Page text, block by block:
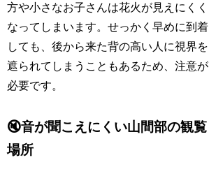
方や小さなお子さんは花火が見えにくく
なってしまいます。せっかく早めに到着
しても、後から来た背の高い人に視界を
遮られてしまうこともあるため、注意が
必要です。
🔇音が聞こえにくい山間部の観覧
場所